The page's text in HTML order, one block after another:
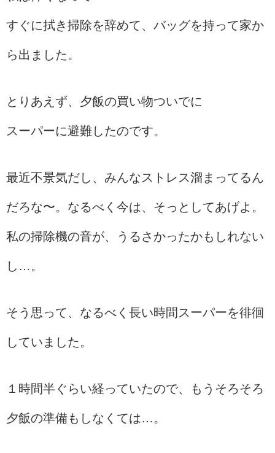
すぐに拭き掃除を辞めて、バッグを持って家か
ら出ました。
とりあえず、夕飯の買い物ついでに
スーパーに避難したのです。
最近不景気だし、みんなストレス溜まってるん
だろな〜。なるべく今は、そっとしてあげよ。
私の掃除機の音が、うるさかったかもしれない
し…。
そう思って、なるべく長い時間スーパーを徘徊
していました。
１時間半ぐらい経っていたので、もうそろそろ
夕飯の準備もしなくては…。